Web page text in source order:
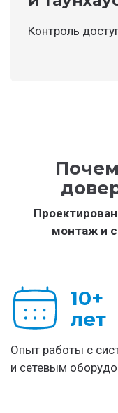
Контроль
монтаж и
10+
лет
Опыт работы с
и сетевым